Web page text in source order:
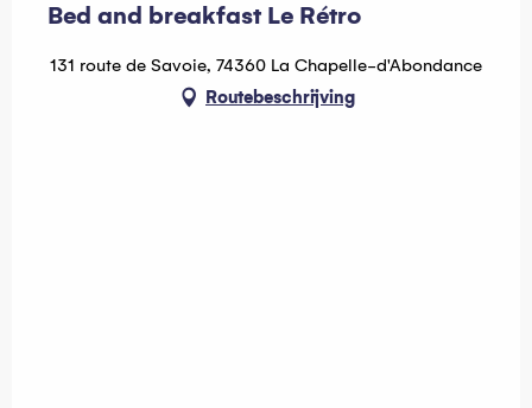
Bed and breakfast Le Rétro
131 route de Savoie, 74360 La Chapelle-d'Abondance
Routebeschrijving